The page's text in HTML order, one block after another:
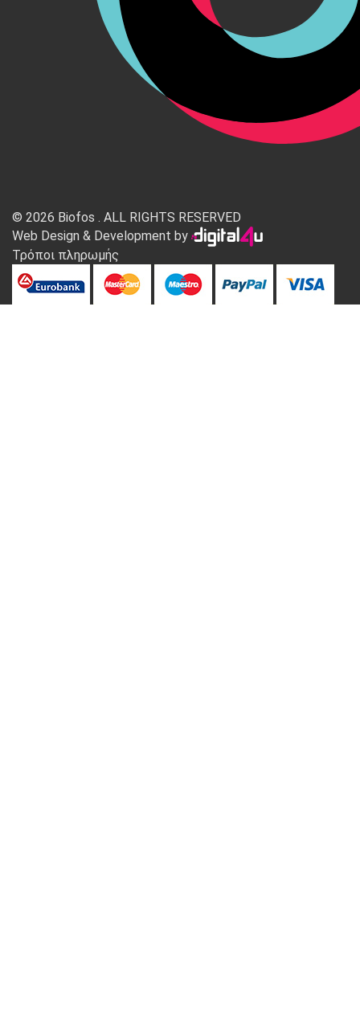
© 2026 Biofos . ALL RIGHTS RESERVED
Web Design & Development by
Τρόποι πληρωμής